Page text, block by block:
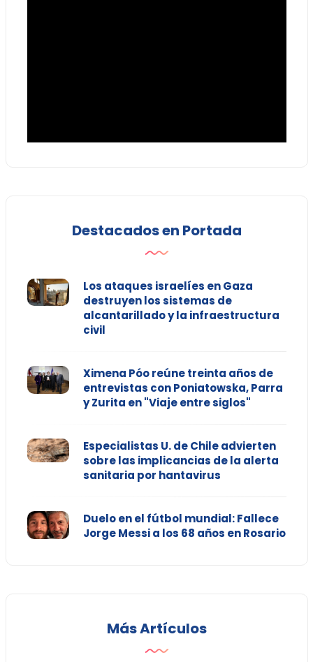
Destacados en Portada
Los ataques israelíes en Gaza
destruyen los sistemas de
alcantarillado y la infraestructura
civil
Ximena Póo reúne treinta años de
entrevistas con Poniatowska, Parra
y Zurita en "Viaje entre siglos"
Especialistas U. de Chile advierten
sobre las implicancias de la alerta
sanitaria por hantavirus
Duelo en el fútbol mundial: Fallece
Jorge Messi a los 68 años en Rosario
Más Artículos